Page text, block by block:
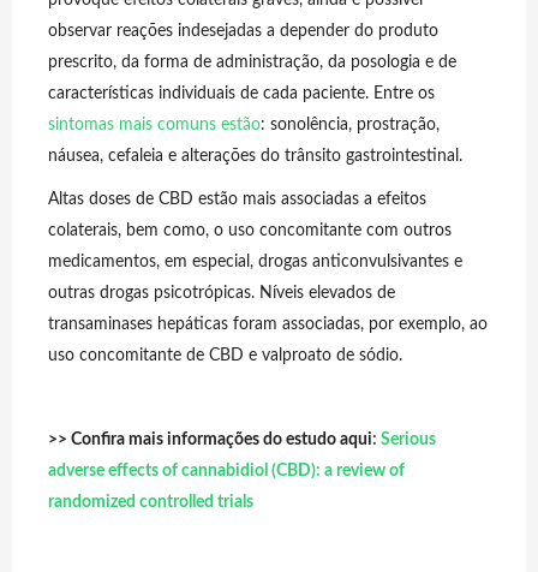
observar reações indesejadas a depender do produto
prescrito, da forma de administração, da posologia e de
características individuais de cada paciente. Entre os
sintomas mais comuns estão: sonolência, prostração,
náusea, cefaleia e alterações do trânsito gastrointestinal.
Altas doses de CBD estão mais associadas a efeitos
colaterais, bem como, o uso concomitante com outros
medicamentos, em especial, drogas anticonvulsivantes e
outras drogas psicotrópicas. Níveis elevados de
transaminases hepáticas foram associadas, por exemplo, ao
uso concomitante de CBD e valproato de sódio.
>> Confira mais informações do estudo aqui: Serious
adverse effects of cannabidiol (CBD): a review of
randomized controlled trials